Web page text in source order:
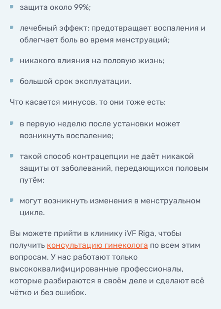
защита около 99%;
лечебный эффект: предотвращает воспаления и
облегчает боль во время менструаций;
никакого влияния на половую жизнь;
большой срок эксплуатации.
Что касается минусов, то они тоже есть:
в первую неделю после установки может
возникнуть воспаление;
такой способ контрацепции не даёт никакой
защиты от заболеваний, передающихся половым
путём;
могут возникнуть изменения в менструальном
цикле.
Вы можете прийти в клинику iVF Riga, чтобы
получить консультацию гинеколога по всем этим
вопросам. У нас работают только
высококвалифицированные профессионалы,
которые разбираются в своём деле и сделают всё
чётко и без ошибок.